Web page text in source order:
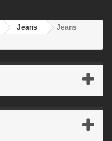
Jeans
Jeans